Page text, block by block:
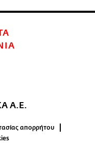
Α.Ε.
απορρήτου